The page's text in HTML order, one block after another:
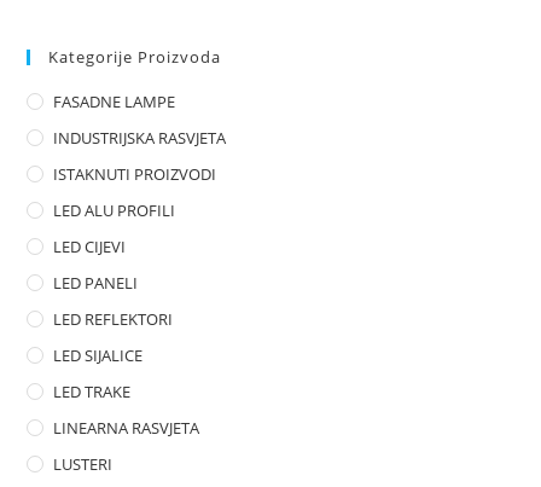
0
u
f
5
Kategorije Proizvoda
FASADNE LAMPE
INDUSTRIJSKA RASVJETA
ISTAKNUTI PROIZVODI
LED ALU PROFILI
LED CIJEVI
LED PANELI
LED REFLEKTORI
LED SIJALICE
LED TRAKE
LINEARNA RASVJETA
LUSTERI